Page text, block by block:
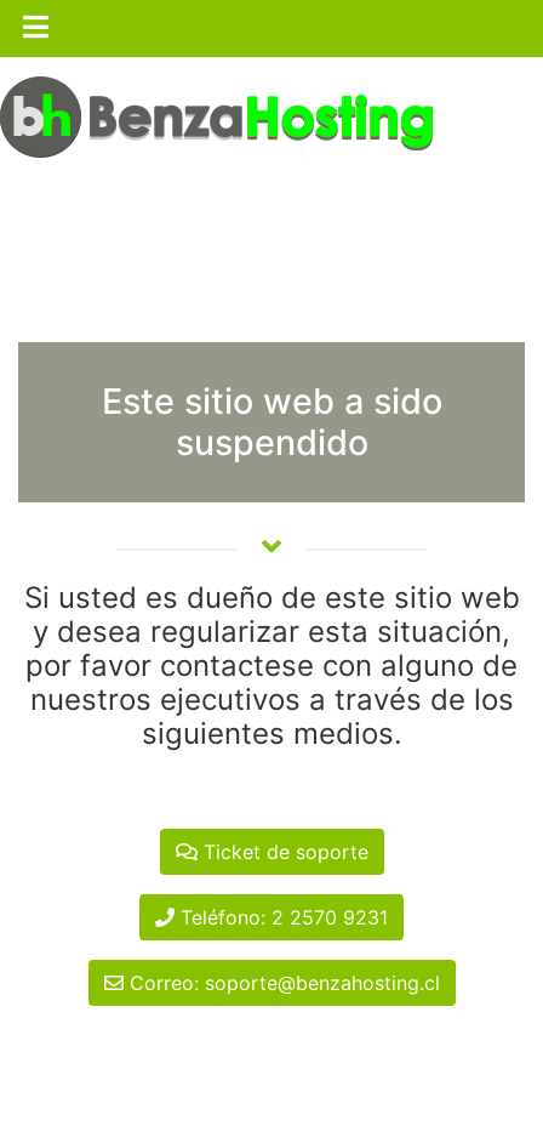
Este sitio web a sido
suspendido
Si usted es dueño de este sitio web
y desea regularizar esta situación,
por favor contactese con alguno de
nuestros ejecutivos a través de los
siguientes medios.
Ticket de soporte
Teléfono: 2 2570 9231
Correo: soporte@benzahosting.cl